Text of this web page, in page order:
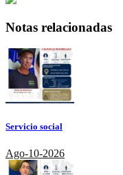
Notas relacionadas
Servicio social
Ago-10-2026